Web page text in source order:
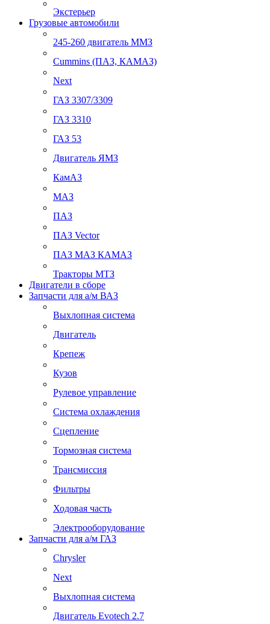
Экстерьер
Грузовые автомобили
245-260 двигатель ММЗ
Cummins (ПАЗ, КАМАЗ)
Next
ГАЗ 3307/3309
ГАЗ 3310
ГАЗ 53
Двигатель ЯМЗ
КамАЗ
МАЗ
ПАЗ
ПАЗ Vector
ПАЗ МАЗ КАМАЗ
Тракторы МТЗ
Двигатели в сборе
Запчасти для а/м ВАЗ
Выхлопная система
Двигатель
Крепеж
Кузов
Рулевое управление
Система охлаждения
Сцепление
Тормозная система
Трансмиссия
Фильтры
Ходовая часть
Электрооборудование
Запчасти для а/м ГАЗ
Chrysler
Next
Выхлопная система
Двигатель Evotech 2.7